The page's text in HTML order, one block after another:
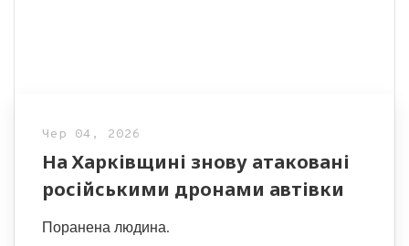
Чер 04, 2026
На Харківщині знову атаковані
російськими дронами автівки
Поранена людина.